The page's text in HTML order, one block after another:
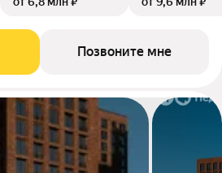
Позвоните мне